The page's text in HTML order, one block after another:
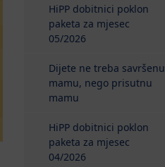
HiPP dobitnici poklon
paketa za mjesec
05/2026
Dijete ne treba savršenu
mamu, nego prisutnu
mamu
HiPP dobitnici poklon
paketa za mjesec
04/2026